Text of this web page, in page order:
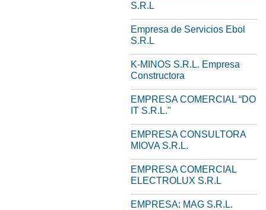
S.R.L
Empresa de Servicios Ebol
S.R.L
K-MINOS S.R.L. Empresa
Constructora
EMPRESA COMERCIAL “DO
IT S.R.L."
EMPRESA CONSULTORA
MIOVA S.R.L.
EMPRESA COMERCIAL
ELECTROLUX S.R.L
EMPRESA: MAG S.R.L.